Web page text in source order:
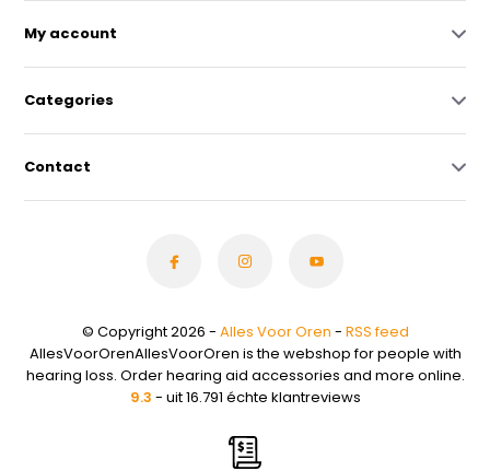
My account
Categories
Contact
© Copyright 2026 - Alles Voor Oren - RSS feed
AllesVoorOrenAllesVoorOren is the webshop for people with
hearing loss. Order hearing aid accessories and more online.
9.3 - uit 16.791 échte klantreviews